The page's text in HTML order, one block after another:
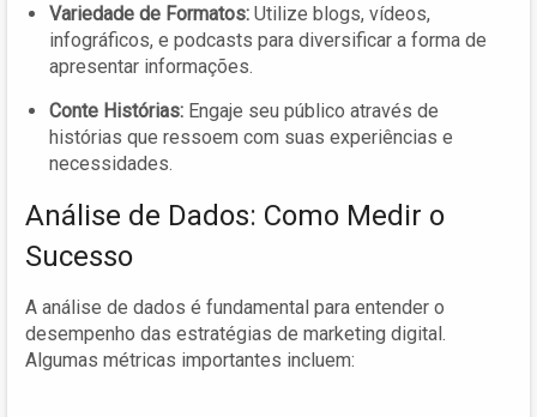
Variedade de Formatos: Utilize blogs, vídeos,
infográficos, e podcasts para diversificar a forma de
apresentar informações.
Conte Histórias: Engaje seu público através de
histórias que ressoem com suas experiências e
necessidades.
Análise de Dados: Como Medir o
Sucesso
A análise de dados é fundamental para entender o
desempenho das estratégias de marketing digital.
Algumas métricas importantes incluem: